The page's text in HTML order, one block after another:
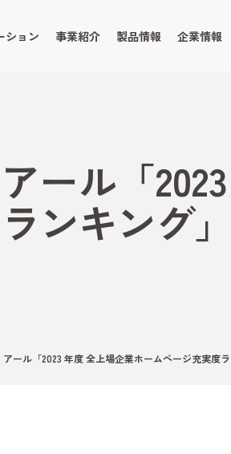
ション 事業紹介 製品情報 企業情報
ール「
ンキング
アール「2023 年度 全上場企業ホームページ充実度